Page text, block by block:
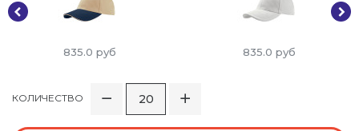
835.0 руб 835.0 руб
КОЛИЧЕСТВО